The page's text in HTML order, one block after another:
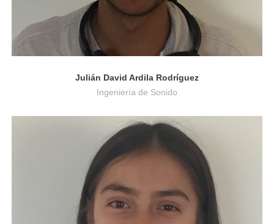
Julián David Ardila Rodríguez
Ingeniería de Sonido